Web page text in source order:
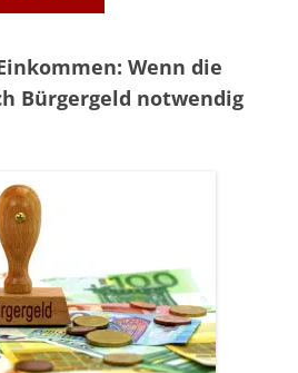
Wenn die
Bürgergeld notwendig